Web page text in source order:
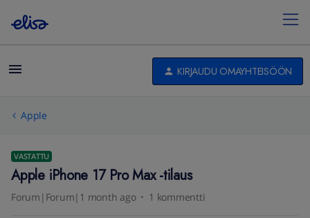
KIRJAUDU OMAYHTEISÖÖN
Apple
VASTATTU
Apple iPhone 17 Pro Max -tilaus
Forum|Forum|1 month ago 1 kommentti